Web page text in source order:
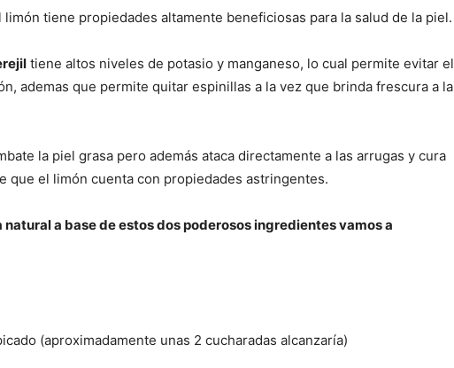
tiene propiedades altamente beneficiosas para la salud de la piel.
tiene altos niveles de potasio y manganeso, lo cual permite evitar el
ademas que permite quitar espinillas a la vez que brinda frescura a la
la piel grasa pero además ataca directamente a las arrugas y cura
que el limón cuenta con propiedades astringentes.
a base de estos dos poderosos ingredientes vamos a
(aproximadamente unas 2 cucharadas alcanzaría)